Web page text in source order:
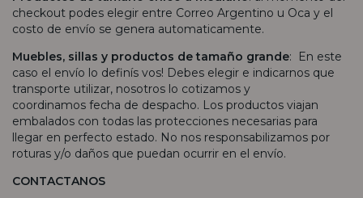
checkout podes elegir entre Correo Argentino u Oca y el
costo de envío se genera automaticamente.
Muebles, sillas y productos de tamaño grande: En este
caso el envío lo definís vos! Debes elegir e indicarnos que
transporte utilizar, nosotros lo cotizamos y
coordinamos fecha de despacho. Los productos viajan
embalados con todas las protecciones necesarias para
llegar en perfecto estado. No nos responsabilizamos por
roturas y/o daños que puedan ocurrir en el envío.
CONTACTANOS